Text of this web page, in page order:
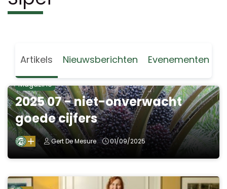
Artikels Nieuwsberichten Evenementen
Magazine
2025 07 - niet-onverwacht
goede cijfers
Gert De Mesure 01/09/2025